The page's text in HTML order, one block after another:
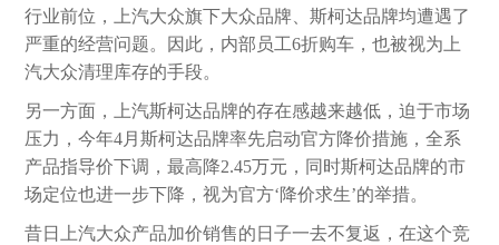
行业前位，上汽大众旗下大众品牌、斯柯达品牌均遭遇了
严重的经营问题。因此，内部员工6折购车，也被视为上
汽大众清理库存的手段。
另一方面，上汽斯柯达品牌的存在感越来越低，迫于市场
压力，今年4月斯柯达品牌率先启动官方降价措施，全系
产品指导价下调，最高降2.45万元，同时斯柯达品牌的市
场定位也进一步下降，视为官方‘降价求生’的举措。
昔日上汽大众产品加价销售的日子一去不复返，在这个竞